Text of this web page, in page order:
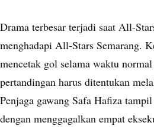
Drama terbesar terjadi saat All-
menghadapi All-Stars Semarang.
mencetak gol selama waktu
pertandingan harus ditentukan
Penjaga gawang Safa Hafiza
dengan menggagalkan empat